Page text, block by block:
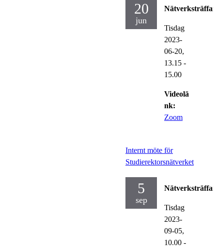
20
jun
Nätverksträffar
Tisdag
2023-
06-20,
13.15 -
15.00
Videolä
nk:
Zoom
Internt möte för
Studierektorsnätverket
5
sep
Nätverksträffar
Tisdag
2023-
09-05,
10.00 -